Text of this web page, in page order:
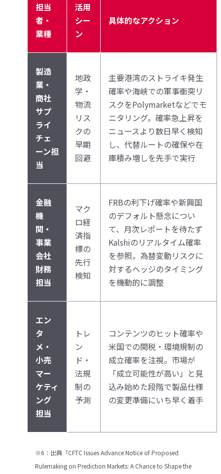
担当
者・
業種
活用
シー
ン
具体的なアクション
製造
業・
商社
サプ
ライ
チェ
ーン担
当
地政
学・
物流
リス
クの
早期
回避
主要港湾のストライキ発生
確率や海峡での軍事衝突リ
スクをPolymarketなどでモ
ニタリング。確率急上昇を
ニュースより数日早く検知
し、代替ルートの確保や在
庫積み増しを先手で実行
金融
機
関・
事業
会社
財務
担当
マク
ロ経
済指
標の
先行
検知
FRBの利下げ確率や新興国
のデフォルト懸念につい
て、月次レポートを待たず
Kalshiのリアルタイム確率
を参照。為替変動リスクに
対するヘッジのタイミング
を機動的に調整
エン
タ
メ・
小売
マー
ケティ
ング
担当
トレ
ン
ド・
法規
制の
予測
コンテンツのヒット確率や
米国での関税・環境規制の
成立確率を注視。市場が
「成立可能性が高い」と見
込み始めた段階で製品仕様
の変更準備にいち早く着手
※6：出典「CFTC Issues Advance Notice of Proposed
Rulemaking on Prediction Markets: A Chance to Shape the